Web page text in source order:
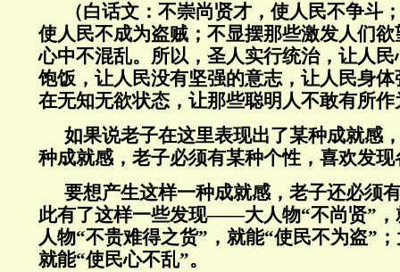
（白话文：不崇尚贤才，使人民不争斗
使人民不成为盗贼；不显摆那些激发人们
心中不混乱。所以，圣人实行统治，让人
饱饭，让人民没有坚强的意志，让人民身
在无知无欲状态，让那些聪明人不敢有所作
如果说老子在这里表现出了某种成就感
种成就感，老子必须有某种个性，喜欢发
要想产生这样一种成就感，老子还必须
此有了这样一些发现——大人物“不尚贤”，
人物“不贵难得之货”，就能“使民不为盗”
就能“使民心不乱”。